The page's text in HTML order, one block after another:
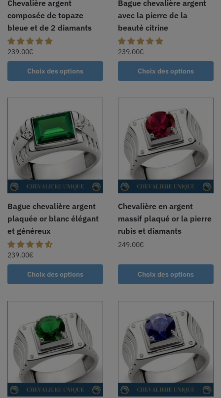
Chevalière argent
composée de topaze
bleue et de 2 diamants
239.00€
Choix des options
Bague chevalière argent
avec la pierre de la
beauté citrine
239.00€
Choix des options
Bague chevalière argent
plaquée or blanc élégant
et généreux
239.00€
Choix des options
Chevalière en argent
massif plaqué or la pierre
rubis et diamants
249.00€
Choix des options